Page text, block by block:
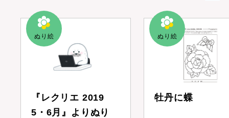
『レクリエ 2019
5・6月』よりぬり
牡丹に蝶